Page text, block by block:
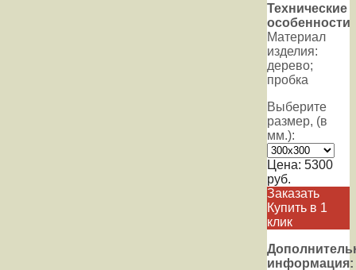
Технические
особенности
Материал
изделия:
дерево;
пробка
Выберите
размер, (в
мм.):
Цена: 5300
руб.
Заказать
Купить в 1
клик
информация: